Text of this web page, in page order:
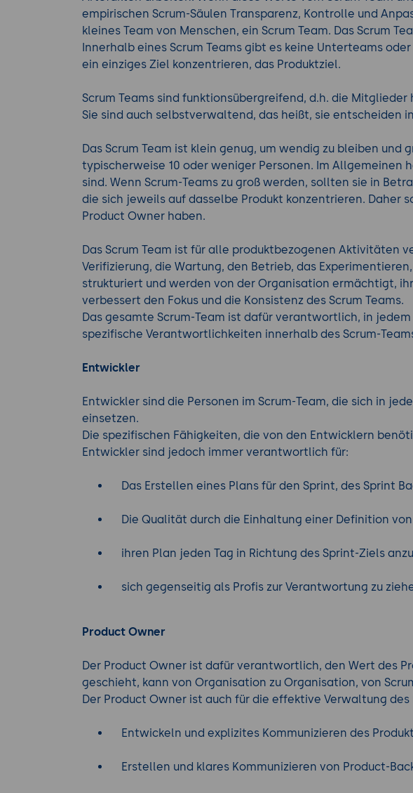
empirischen Scrum-Säulen Transparenz, Kontrolle und
kleines Team von Menschen, ein Scrum Team. Das Scrum
Innerhalb eines Scrum Teams gibt es keine Unterteams
ein einziges Ziel konzentrieren, das Produktziel.
Scrum Teams sind funktionsübergreifend, d.h. die
Sie sind auch selbstverwaltend, das heißt, sie entscheiden
Das Scrum Team ist klein genug, um wendig zu bleiben
typischerweise 10 oder weniger Personen. Im Allgemeinen
sind. Wenn Scrum-Teams zu groß werden, sollten sie in
die sich jeweils auf dasselbe Produkt konzentrieren. Daher
Product Owner haben.
Das Scrum Team ist für alle produktbezogenen Aktivitäten
Verifizierung, die Wartung, den Betrieb, das
strukturiert und werden von der Organisation ermächtigt,
verbessert den Fokus und die Konsistenz des Scrum Teams.
Das gesamte Scrum-Team ist dafür verantwortlich, in
spezifische Verantwortlichkeiten innerhalb des Scrum-
Entwickler
Entwickler sind die Personen im Scrum-Team, die sich in
einsetzen.
Die spezifischen Fähigkeiten, die von den Entwicklern
Entwickler sind jedoch immer verantwortlich für:
Das Erstellen eines Plans für den Sprint, des Sprint
Die Qualität durch die Einhaltung einer Definition von
ihren Plan jeden Tag in Richtung des Sprint-Ziels
sich gegenseitig als Profis zur Verantwortung zu
Product Owner
Der Product Owner ist dafür verantwortlich, den Wert des
geschieht, kann von Organisation zu Organisation, von
Der Product Owner ist auch für die effektive Verwaltung
Entwickeln und explizites Kommunizieren des
Erstellen und klares Kommunizieren von Product-